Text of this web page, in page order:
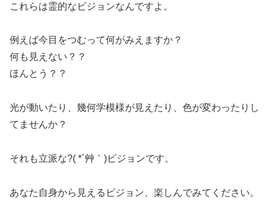
これらは霊的なビジョンなんですよ。
例えば今目をつむって何がみえますか？
何も見えない？？
ほんとう？？
光が動いたり、幾何学模様が見えたり、色が変わったりし
てませんか？
それも立派な?( *´艸｀)ビジョンです。
あなた自身から見えるビジョン、楽しんでみてください。